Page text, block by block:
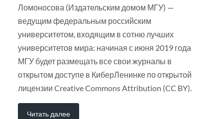
Ломоносова (Издательским домом МГУ) —
ведущим федеральным российским
университетом, входящим в сотню лучших
университетов мира: начиная с июня 2019 года
МГУ будет размещать все свои журналы в
открытом доступе в КиберЛенинке по открытой
лицензии Creative Commons Attribution (CC BY).
Читать далее